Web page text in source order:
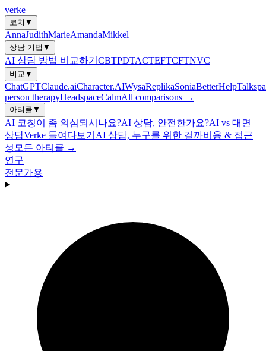
verke
코치 ▼
AnnaJudithMarieAmandaMikkel
상담 기법 ▼
AI 상담 방법 비교하기 CBTPDTACTEFTCFTNVC
비교 ▼
ChatGPTClaude.aiCharacter.AIWysaReplikaSoniaBetterHelp
person therapyHeadspaceCalmAll comparisons →
아티클 ▼
AI 코칭이 좀 의심되시나요?AI 상담, 안전한가요?AI vs 대면
상담Verke 들여다보기 AI 상담, 누구를 위한 걸까비용 & 접근
성 모든 아티클 →
연구
전문가용